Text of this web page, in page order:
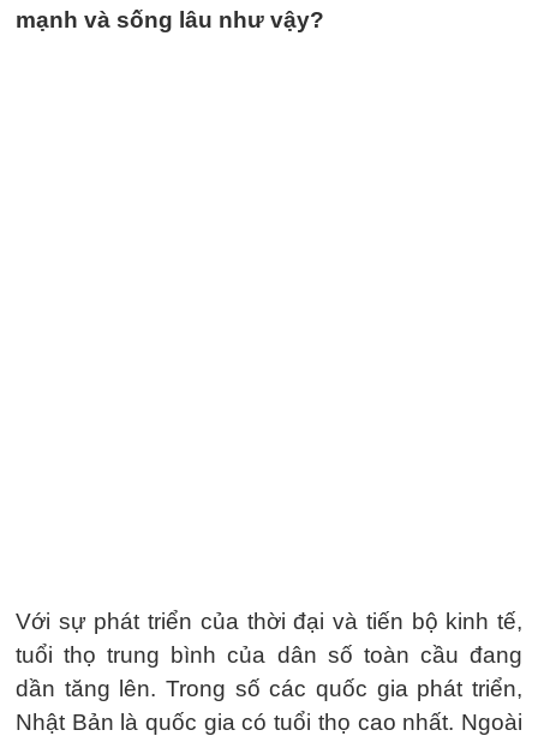
mạnh và sống lâu như vậy?
Với sự phát triển của thời đại và tiến bộ kinh tế,
tuổi thọ trung bình của dân số toàn cầu đang
dần tăng lên. Trong số các quốc gia phát triển,
Nhật Bản là quốc gia có tuổi thọ cao nhất. Ngoài